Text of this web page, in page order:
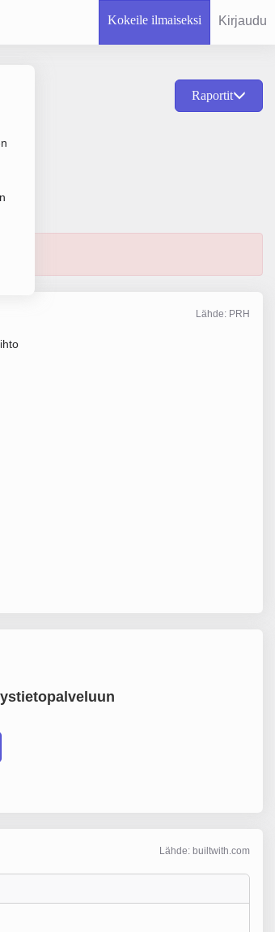
Kokeile ilmaiseksi Kirjaudu
Raportit
Lähde: PRH
Lähde: builtwith.com